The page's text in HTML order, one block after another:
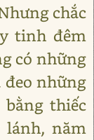
chắc
tinh đêm
có những
những
thiếc
năm